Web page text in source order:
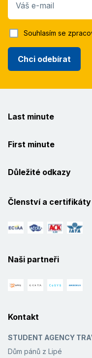
Váš e-mail
Chci odebírat
Souhlasím se
Last minute
First minute
Důležité odkazy
Členství a certifikáty
Naši partneři
Kontakt
STUDENT AGENCY
Dům pánů z Lipé